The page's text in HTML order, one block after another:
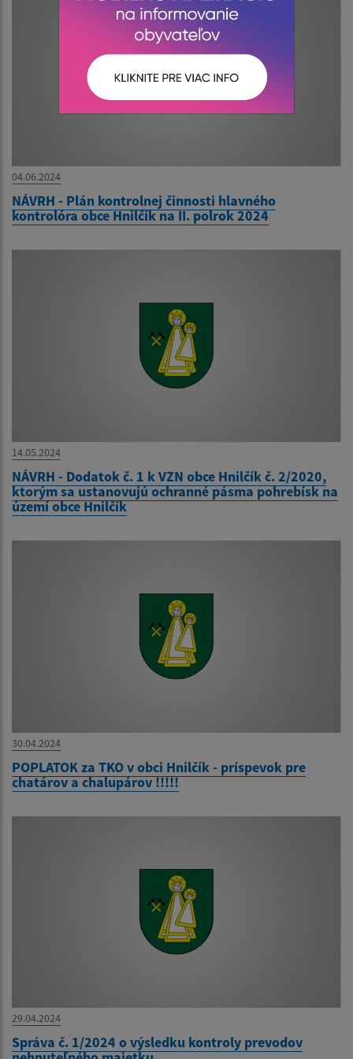
04.06.2024
NÁVRH - Plán kontrolnej činnosti hlavného
kontrolóra obce Hnilčík na II. polrok 2024
14.05.2024
NÁVRH - Dodatok č. 1 k VZN obce Hnilčík č. 2/2020,
ktorým sa ustanovujú ochranné pásma pohrebísk na
území obce Hnilčík
30.04.2024
POPLATOK za TKO v obci Hnilčík - príspevok pre
chatárov a chalupárov !!!!!
29.04.2024
Správa č. 1/2024 o výsledku kontroly prevodov